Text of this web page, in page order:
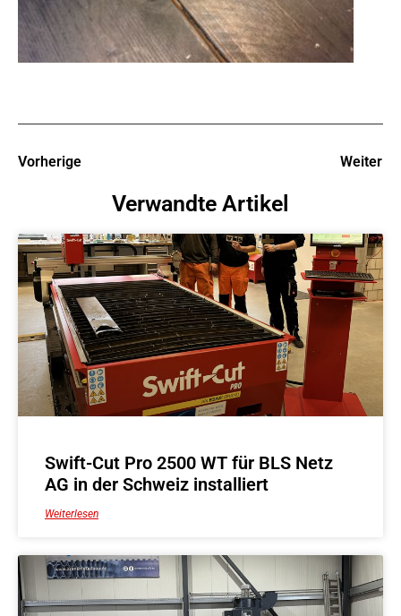
Vorherige Weiter
Verwandte Artikel
Swift-Cut Pro 2500 WT für BLS Netz
AG in der Schweiz installiert
Weiterlesen